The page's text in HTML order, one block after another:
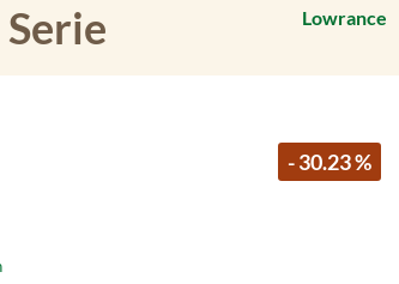
Lowrance
- 30.23 %